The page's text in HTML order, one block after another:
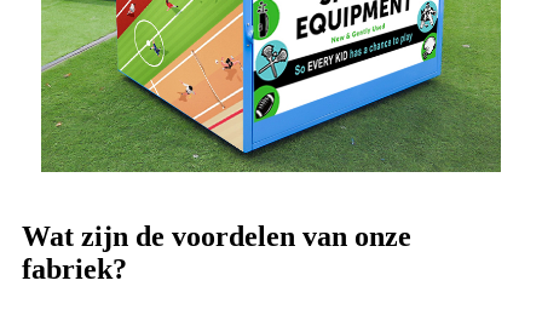
Wat zijn de voordelen van onze
fabriek?